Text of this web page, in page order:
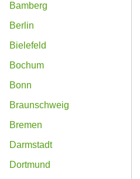
Bamberg
Berlin
Bielefeld
Bochum
Bonn
Braunschweig
Bremen
Darmstadt
Dortmund